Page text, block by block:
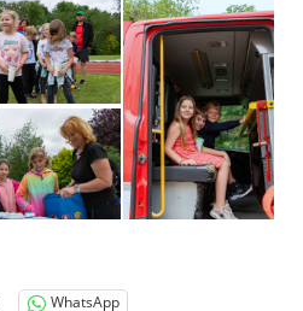
WhatsApp